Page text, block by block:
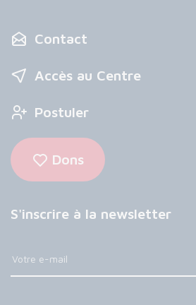
Contact
Accès au Centre
Postuler
Dons
S'inscrire à la newsletter